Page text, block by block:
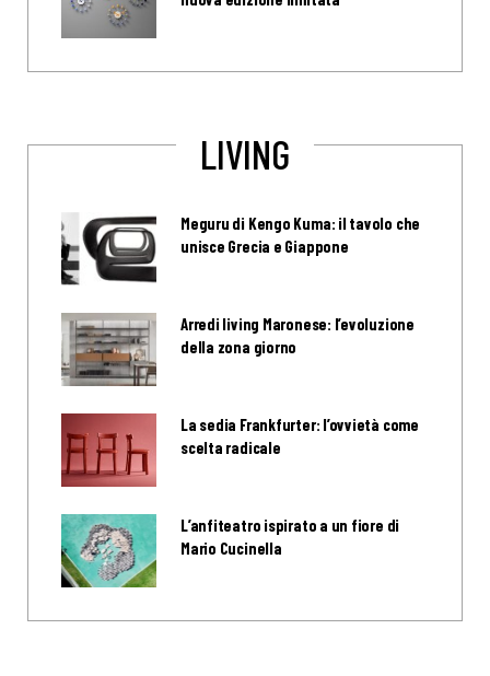
LIVING
Meguru di Kengo Kuma: il tavolo che
unisce Grecia e Giappone
Arredi living Maronese: l’evoluzione
della zona giorno
La sedia Frankfurter: l’ovvietà come
scelta radicale
L’anfiteatro ispirato a un fiore di
Mario Cucinella